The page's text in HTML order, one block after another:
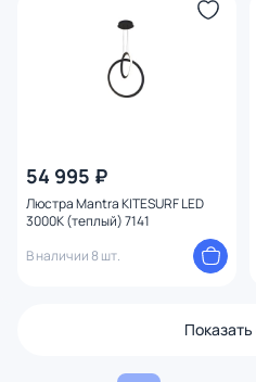
54 995 ₽
Люстра Mantra KITESURF LED
3000К (теплый) 7141
В наличии 8 шт.